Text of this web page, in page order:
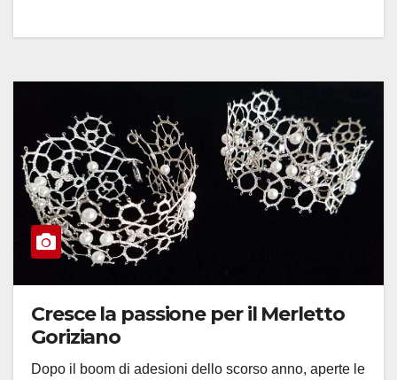
Cresce la passione per il Merletto
Goriziano
Dopo il boom di adesioni dello scorso anno, aperte le